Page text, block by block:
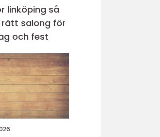
så
salong för
och fest